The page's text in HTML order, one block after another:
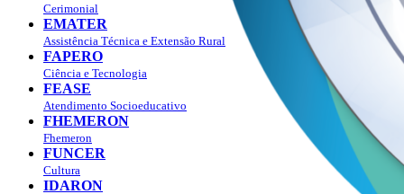
Cerimonial
EMATER
Assistência Técnica e Extensão Rural
FAPERO
Ciência e Tecnologia
FEASE
Atendimento Socioeducativo
FHEMERON
Fhemeron
FUNCER
Cultura
IDARON